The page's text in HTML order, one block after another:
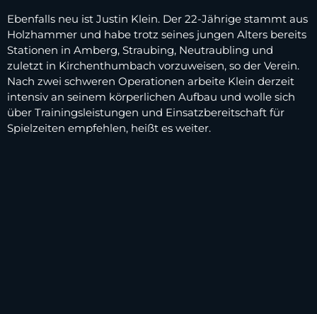
Ebenfalls neu ist Justin Klein. Der 22-Jährige stammt aus
Holzhammer und habe trotz seines jungen Alters bereits
Stationen in Amberg, Straubing, Neutraubling und
zuletzt in Kirchenthumbach vorzuweisen, so der Verein.
Nach zwei schweren Operationen arbeite Klein derzeit
intensiv an seinem körperlichen Aufbau und wolle sich
über Trainingsleistungen und Einsatzbereitschaft für
Spielzeiten empfehlen, heißt es weiter.